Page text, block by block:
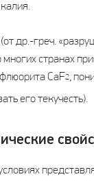
др.-греч.
многих странах
CaF2,
его текучесть).